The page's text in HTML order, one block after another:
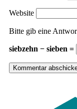
Website
Bitte gib eine
siebzehn − sieben =